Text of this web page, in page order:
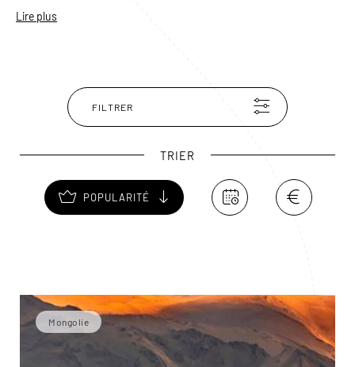
traces de canaux d’irrigation rappellent sa grandeur
anciens de Mongolie, construit en partie avec les
pierres de l’ancienne cité.
Lire plus
FILTRER
TRIER
POPULARITÉ
Mongolie